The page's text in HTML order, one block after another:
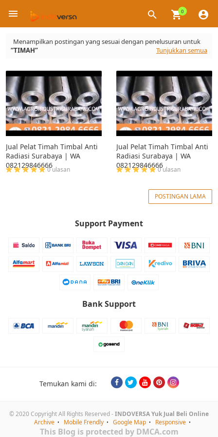
0
×
Menampilkan postingan yang sesuai dengan penelusuran untuk
TIMAH
Tunjukkan semua
Jual Pelat Timah Timbal Anti
Radiasi Surabaya | WA
0821298466660 ulasan
Jual Pelat Timah Timbal Anti
Radiasi Surabaya | WA
0821298466660 ulasan
POSTINGAN LAMA
Support Payment
Bank Support
Temukan kami di:
© 2020 Copyright All Rights Reserved -INDOVERSA Yuk Jual Beli Online
Archive
Mobile Frendly Google Map Responsive
This Blog is protected by DMCA.com